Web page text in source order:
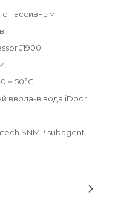
с пассивным
J1900
~ 50°C
ввода-вівода iDoor
SNMP subagent